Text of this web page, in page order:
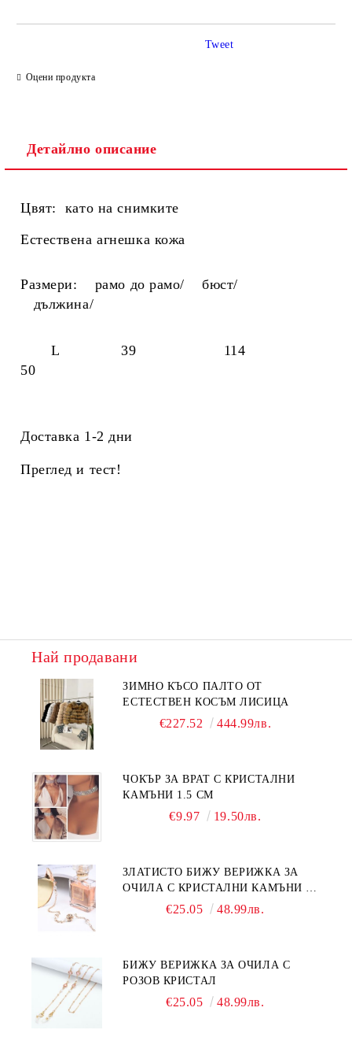
Оцени продукта
Tweet
Детайлно описание
Цвят: като на снимките
Естествена агнешка кожа
Размери: рамо до рамо/ бюст/
дължина/
L 39 114
50
Доставка 1-2 дни
Преглед и тест!
Най продавани
ЗИМНО КЪСО ПАЛТО ОТ
ЕСТЕСТВЕН КОСЪМ ЛИСИЦА
€227.52 444.99лв.
ЧОКЪР ЗА ВРАТ С КРИСТАЛНИ
КАМЪНИ 1.5 СМ
€9.97 19.50лв.
ЗЛАТИСТО БИЖУ ВЕРИЖКА ЗА
ОЧИЛА С КРИСТАЛНИ КАМЪНИ И
€25.05 48.99лв.
БИЖУ ВЕРИЖКА ЗА ОЧИЛА С
РОЗОВ КРИСТАЛ
€25.05 48.99лв.